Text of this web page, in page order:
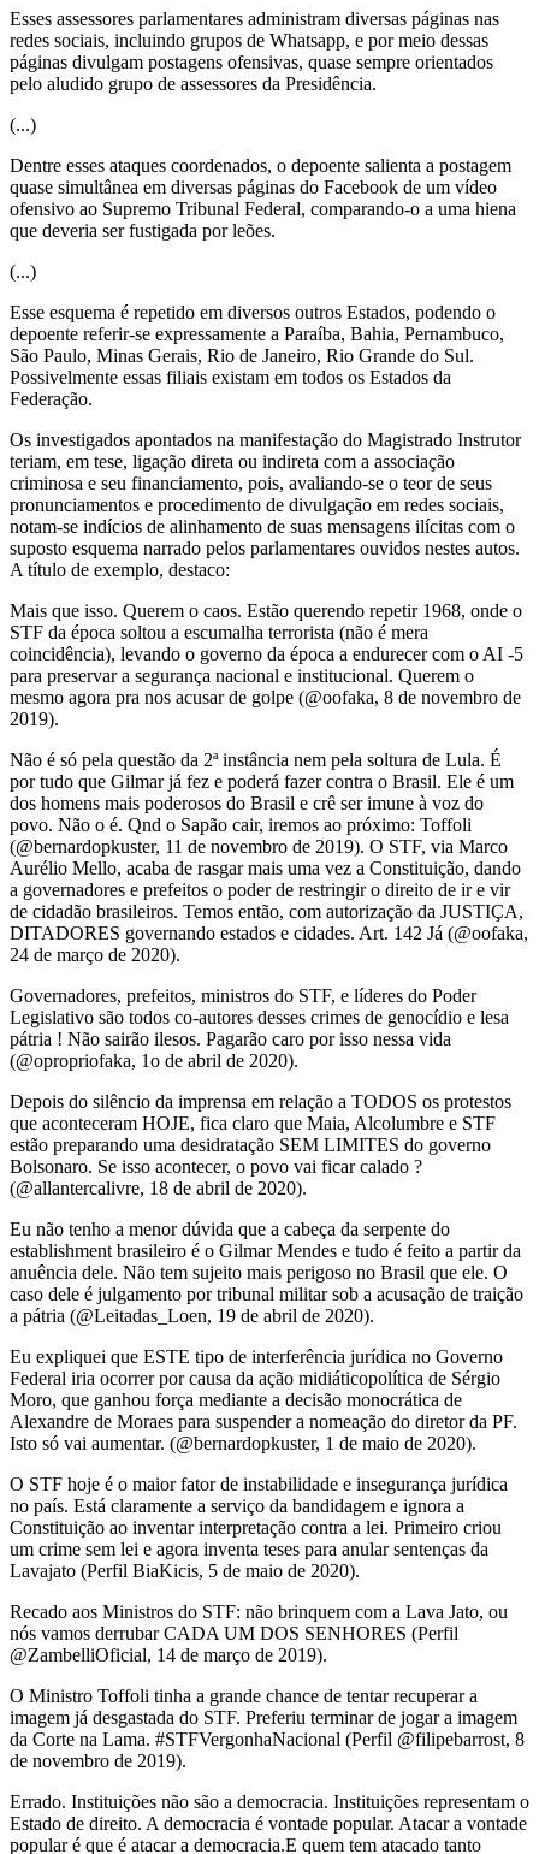
Esses assessores parlamentares administram diversas páginas nas
redes sociais, incluindo grupos de Whatsapp, e por meio dessas
páginas divulgam postagens ofensivas, quase sempre orientados
pelo aludido grupo de assessores da Presidência.
(...)
Dentre esses ataques coordenados, o depoente salienta a postagem
quase simultânea em diversas páginas do Facebook de um vídeo
ofensivo ao Supremo Tribunal Federal, comparando-o a uma hiena
que deveria ser fustigada por leões.
(...)
Esse esquema é repetido em diversos outros Estados, podendo o
depoente referir-se expressamente a Paraíba, Bahia, Pernambuco,
São Paulo, Minas Gerais, Rio de Janeiro, Rio Grande do Sul.
Possivelmente essas filiais existam em todos os Estados da
Federação.
Os investigados apontados na manifestação do Magistrado Instrutor
teriam, em tese, ligação direta ou indireta com a associação
criminosa e seu financiamento, pois, avaliando-se o teor de seus
pronunciamentos e procedimento de divulgação em redes sociais,
notam-se indícios de alinhamento de suas mensagens ilícitas com o
suposto esquema narrado pelos parlamentares ouvidos nestes autos.
A título de exemplo, destaco:
Mais que isso. Querem o caos. Estão querendo repetir 1968, onde o
STF da época soltou a escumalha terrorista (não é mera
coincidência), levando o governo da época a endurecer com o AI -5
para preservar a segurança nacional e institucional. Querem o
mesmo agora pra nos acusar de golpe (@oofaka, 8 de novembro de
2019).
Não é só pela questão da 2ª instância nem pela soltura de Lula. É
por tudo que Gilmar já fez e poderá fazer contra o Brasil. Ele é um
dos homens mais poderosos do Brasil e crê ser imune à voz do
povo. Não o é. Qnd o Sapão cair, iremos ao próximo: Toffoli
(@bernardopkuster, 11 de novembro de 2019). O STF, via Marco
Aurélio Mello, acaba de rasgar mais uma vez a Constituição, dando
a governadores e prefeitos o poder de restringir o direito de ir e vir
de cidadão brasileiros. Temos então, com autorização da JUSTIÇA,
DITADORES governando estados e cidades. Art. 142 Já (@oofaka,
24 de março de 2020).
Governadores, prefeitos, ministros do STF, e líderes do Poder
Legislativo são todos co-autores desses crimes de genocídio e lesa
pátria ! Não sairão ilesos. Pagarão caro por isso nessa vida
(@opropriofaka, 1o de abril de 2020).
Depois do silêncio da imprensa em relação a TODOS os protestos
que aconteceram HOJE, fica claro que Maia, Alcolumbre e STF
estão preparando uma desidratação SEM LIMITES do governo
Bolsonaro. Se isso acontecer, o povo vai ficar calado ?
(@allantercalivre, 18 de abril de 2020).
Eu não tenho a menor dúvida que a cabeça da serpente do
establishment brasileiro é o Gilmar Mendes e tudo é feito a partir da
anuência dele. Não tem sujeito mais perigoso no Brasil que ele. O
caso dele é julgamento por tribunal militar sob a acusação de traição
a pátria (@Leitadas_Loen, 19 de abril de 2020).
Eu expliquei que ESTE tipo de interferência jurídica no Governo
Federal iria ocorrer por causa da ação midiáticopolítica de Sérgio
Moro, que ganhou força mediante a decisão monocrática de
Alexandre de Moraes para suspender a nomeação do diretor da PF.
Isto só vai aumentar. (@bernardopkuster, 1 de maio de 2020).
O STF hoje é o maior fator de instabilidade e insegurança jurídica
no país. Está claramente a serviço da bandidagem e ignora a
Constituição ao inventar interpretação contra a lei. Primeiro criou
um crime sem lei e agora inventa teses para anular sentenças da
Lavajato (Perfil BiaKicis, 5 de maio de 2020).
Recado aos Ministros do STF: não brinquem com a Lava Jato, ou
nós vamos derrubar CADA UM DOS SENHORES (Perfil
@ZambelliOficial, 14 de março de 2019).
O Ministro Toffoli tinha a grande chance de tentar recuperar a
imagem já desgastada do STF. Preferiu terminar de jogar a imagem
da Corte na Lama. #STFVergonhaNacional (Perfil @filipebarrost, 8
de novembro de 2019).
Errado. Instituições não são a democracia. Instituições representam o
Estado de direito. A democracia é vontade popular. Atacar a vontade
popular é que é atacar a democracia.E quem tem atacado tanto